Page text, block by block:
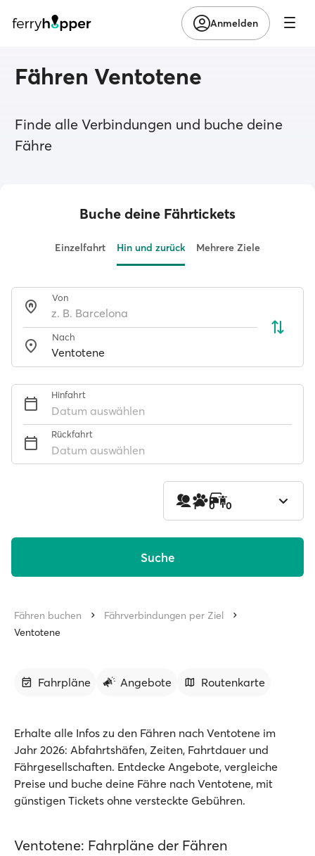
Anmelden
Fähren Ventotene
Finde alle Verbindungen und buche deine
Fähre
Buche deine Fährtickets
Einzelfahrt Hin und zurück Mehrere Ziele
Von
Nach
Hinfahrt
Datum auswählen
Rückfahrt
Datum auswählen
1 0 0
Suche
Fähren buchen
Fährverbindungen per Ziel
Ventotene
Fahrpläne Angebote Routenkarte
Erhalte alle Infos zu den Fähren nach Ventotene im
Jahr 2026: Abfahrtshäfen, Zeiten, Fahrtdauer und
Fährgesellschaften. Entdecke Angebote, vergleiche
Preise und buche deine Fähre nach Ventotene, mit
günstigen Tickets ohne versteckte Gebühren.
Ventotene: Fahrpläne der Fähren